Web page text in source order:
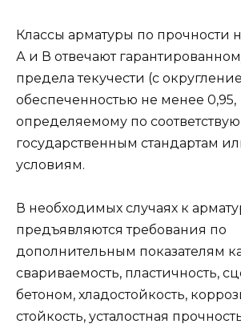
Классы арматуры по прочности
А и В отвечают
предела текучести (с
обеспеченностью не менее 0,95,
определяемому по
государственным стандартам
условиям.
В необходимых случаях к
предъявляются требования по
дополнительным показателям
свариваемость, пластичность,
бетоном, хладостойкость,
стойкость, усталостная